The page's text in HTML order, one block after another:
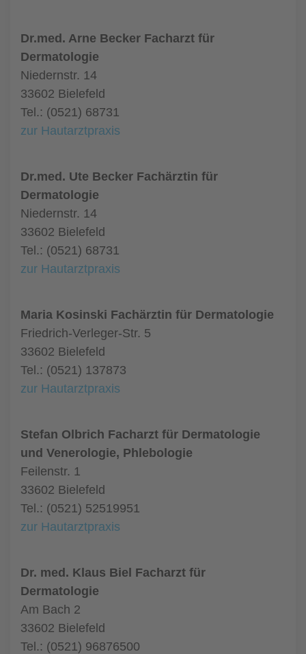
Dr.med. Arne Becker Facharzt für
Dermatologie
Niedernstr. 14
33602 Bielefeld
Tel.: (0521) 68731
zur Hautarztpraxis
Dr.med. Ute Becker Fachärztin für
Dermatologie
Niedernstr. 14
33602 Bielefeld
Tel.: (0521) 68731
zur Hautarztpraxis
Maria Kosinski Fachärztin für Dermatologie
Friedrich-Verleger-Str. 5
33602 Bielefeld
Tel.: (0521) 137873
zur Hautarztpraxis
Stefan Olbrich Facharzt für Dermatologie
und Venerologie, Phlebologie
Feilenstr. 1
33602 Bielefeld
Tel.: (0521) 52519951
zur Hautarztpraxis
Dr. med. Klaus Biel Facharzt für
Dermatologie
Am Bach 2
33602 Bielefeld
Tel.: (0521) 96876500